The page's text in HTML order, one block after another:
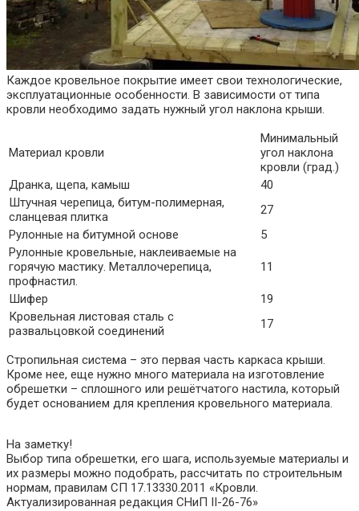
Каждое кровельное покрытие имеет свои технологические,
эксплуатационные особенности. В зависимости от типа
кровли необходимо задать нужный угол наклона крыши.
Материал кровли
Минимальный
угол наклона
кровли (град.)
Дранка, щепа, камыш
40
Штучная черепица, битум-полимерная,
сланцевая плитка
27
Рулонные на битумной основе
5
Рулонные кровельные, наклеиваемые на
горячую мастику. Металлочерепица,
профнастил.
11
Шифер
19
Кровельная листовая сталь с
развальцовкой соединений
17
Стропильная система – это первая часть каркаса крыши.
Кроме нее, еще нужно много материала на изготовление
обрешетки – сплошного или решётчатого настила, который
будет основанием для крепления кровельного материала.
На заметку!
Выбор типа обрешетки, его шага, используемые материалы и
их размеры можно подобрать, рассчитать по строительным
нормам, правилам СП 17.13330.2011 «Кровли.
Актуализированная редакция СНиП II-26-76»